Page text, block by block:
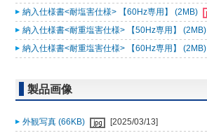
納入仕様書<耐塩害仕様> 【60Hz専用】 (2MB)
納入仕様書<耐重塩害仕様> 【50Hz専用】 (2MB)
納入仕様書<耐重塩害仕様> 【60Hz専用】 (2MB)
製品画像
外観写真 (66KB) [2025/03/13]